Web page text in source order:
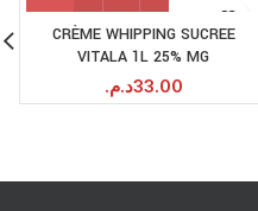
CRÈME WHIPPING SUCREE
VITALA 1L 25% MG
33.00د.م.